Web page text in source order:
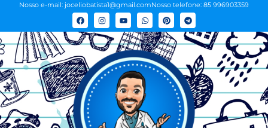
Nosso e-mail: joceliobatista1@gmail.comNosso telefone: 85 996903359